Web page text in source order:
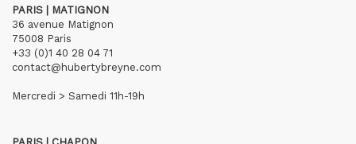
PARIS | MATIGNON
36 avenue Matignon
75008 Paris
+33 (0)1 40 28 04 71
contact@hubertybreyne.com
Mercredi > Samedi 11h-19h